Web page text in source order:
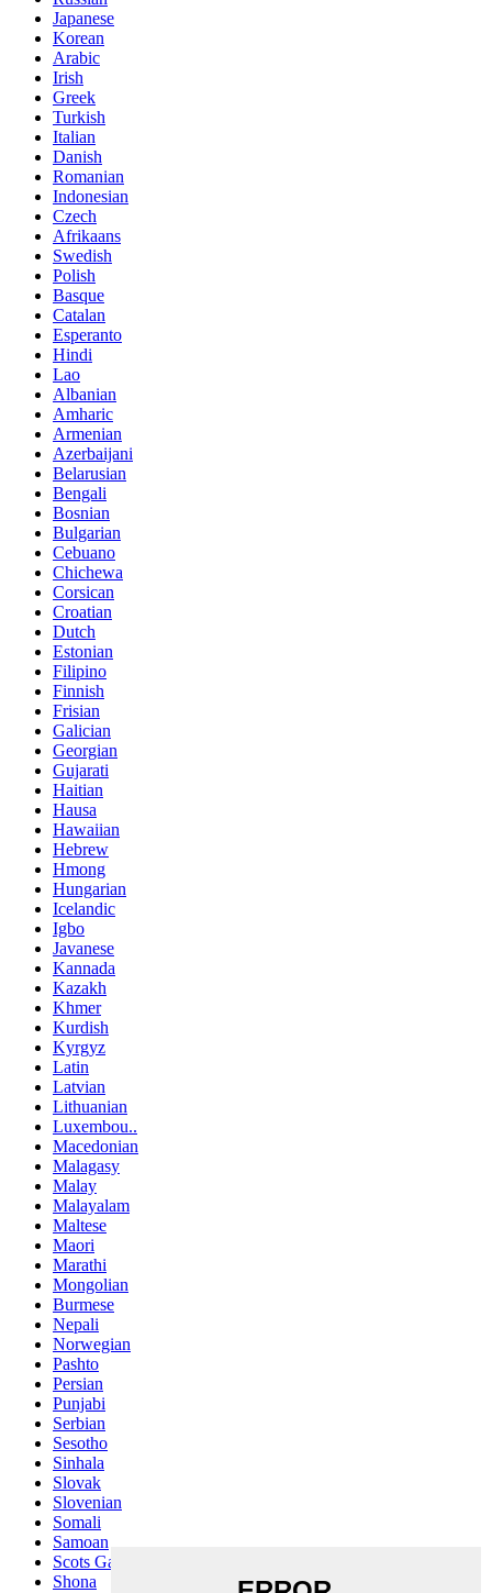
Japanese
Korean
Arabic
Irish
Greek
Turkish
Italian
Danish
Romanian
Indonesian
Czech
Afrikaans
Swedish
Polish
Basque
Catalan
Esperanto
Hindi
Lao
Albanian
Amharic
Armenian
Azerbaijani
Belarusian
Bengali
Bosnian
Bulgarian
Cebuano
Chichewa
Corsican
Croatian
Dutch
Estonian
Filipino
Finnish
Frisian
Galician
Georgian
Gujarati
Haitian
Hausa
Hawaiian
Hebrew
Hmong
Hungarian
Icelandic
Igbo
Javanese
Kannada
Kazakh
Khmer
Kurdish
Kyrgyz
Latin
Latvian
Lithuanian
Luxembou..
Macedonian
Malagasy
Malay
Malayalam
Maltese
Maori
Marathi
Mongolian
Burmese
Nepali
Norwegian
Pashto
Persian
Punjabi
Serbian
Sesotho
Sinhala
Slovak
Slovenian
Somali
Samoan
Scots Gaelic
Shona